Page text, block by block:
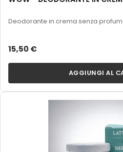
Deodorante in crema senza
15,50 €
AGGIUNGI AL